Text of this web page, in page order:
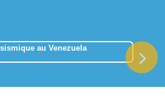
au Venezuela